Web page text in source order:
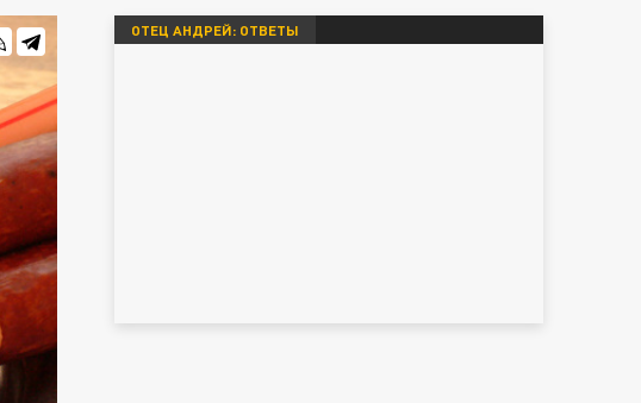
ОТЕЦ АНДРЕЙ: ОТВЕТЫ